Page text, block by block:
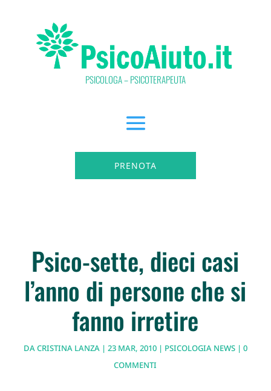
PSICOLOGA – PSICOTERAPEUTA
PRENOTA
Psico-sette, dieci casi
l’anno di persone che si
fanno irretire
DACRISTINA LANZA|23 MAR, 2010| PSICOLOGIA NEWS|0
COMMENTI